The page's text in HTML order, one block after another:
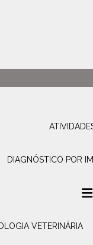
DIAGNÓSTICO POR
VETERINÁRIA